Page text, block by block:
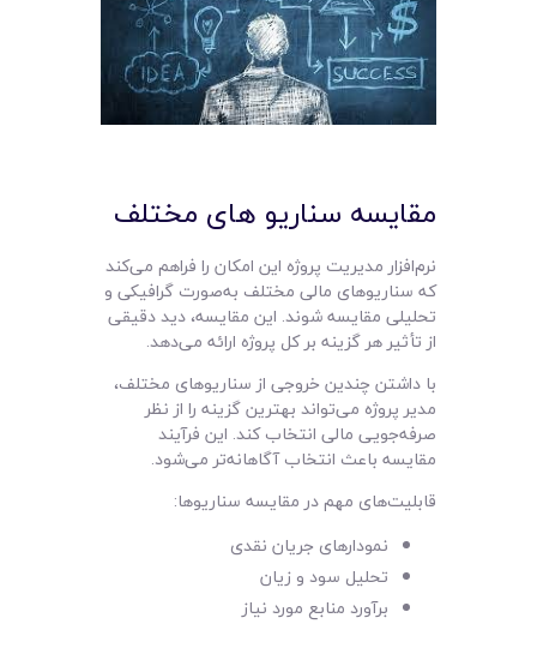
مقایسه سناریو های مختلف
نرم‌افزار مدیریت پروژه این امکان را فراهم می‌کند
که سناریوهای مالی مختلف به‌صورت گرافیکی و
تحلیلی مقایسه شوند. این مقایسه، دید دقیقی
از تأثیر هر گزینه بر کل پروژه ارائه می‌دهد.
با داشتن چندین خروجی از سناریوهای مختلف،
مدیر پروژه می‌تواند بهترین گزینه را از نظر
صرفه‌جویی مالی انتخاب کند. این فرآیند
مقایسه باعث انتخاب آگاهانه‌تر می‌شود.
قابلیت‌های مهم در مقایسه سناریوها:
نمودارهای جریان نقدی
تحلیل سود و زیان
برآورد منابع مورد نیاز